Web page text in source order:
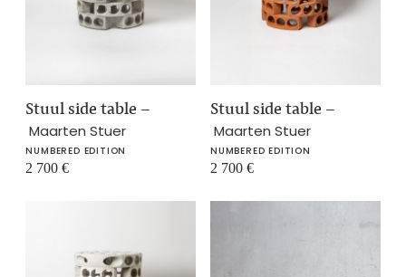
Stuul side table –
Maarten Stuer
NUMBERED EDITION
2 700€
Stuul side table –
Maarten Stuer
NUMBERED EDITION
2 700 €